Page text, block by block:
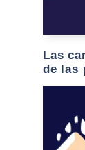
Las
de las